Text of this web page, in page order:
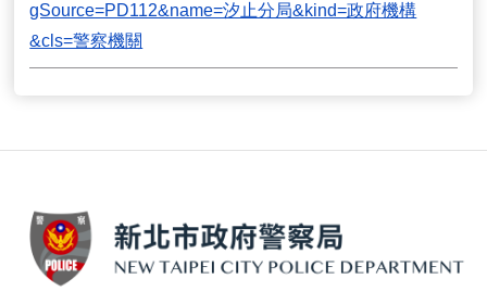
gSource=PD112&name=汐止分局&kind=政府機構
&cls=警察機關